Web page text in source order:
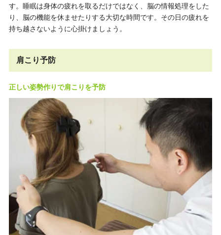
す。睡眠は身体の疲れを取るだけではなく、脳の情報処理をした
り、脳の機能を休ませたりする大切な時間です。その日の疲れを
持ち越さないように心掛けましょう。
肩こり予防
正しい姿勢作りで肩こりを予防